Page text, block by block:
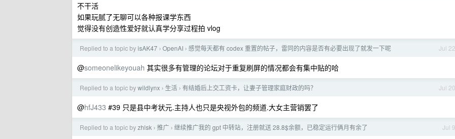
不干活
如果玩腻了无聊可以各种报课学东西
觉得没有创造性爱好就认真学分享过程拍 vlog
Jul 22
Replied to a topic byisAK47 › OpenAI › 感觉每天都有 codex 重置的帖子，雷同的内容是否有必要出现了就发一下呢
@someonelikeyouah 其实很多有管理的论坛对于重复刷屏的情况都会有集中贴的哈
Jul 20
Replied to a topic bywildlynx › 生活 › 有结婚后上交工资卡，让妻子管理家庭财政的吗？
@hfJ433 #39 只是县中考状元.主持人也只是央视外包的频道.大女主营销罢了
Jul 9
Replied to a topic byzhlsk › 推广 › 继续推广我的 gpt 中转站，注册就送 28.8$余额，已稳定运行俩月有余了